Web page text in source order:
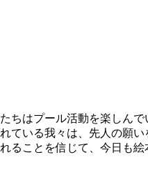
ちはプール活動を楽しん
ている我々は、先人の願
ることを信じて、今日も絵